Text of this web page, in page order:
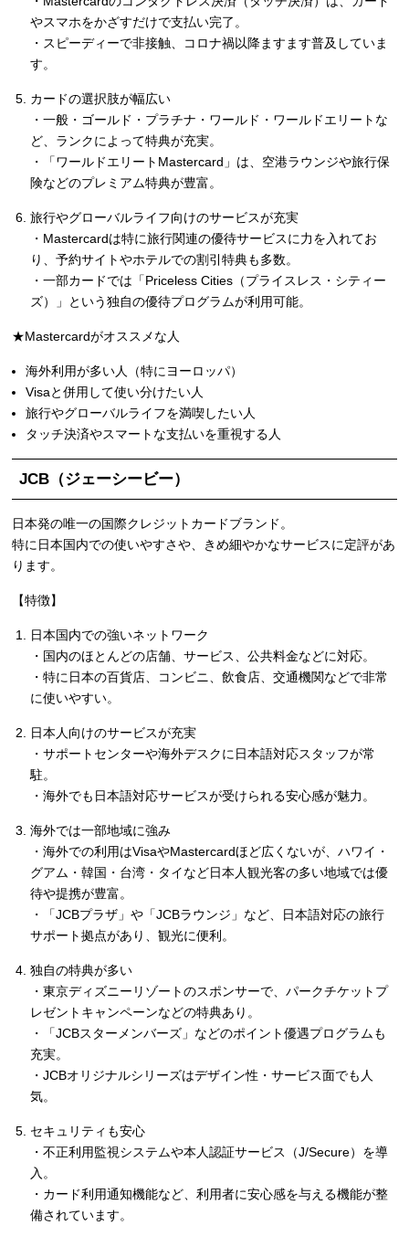
やスマホをかざすだけで支払い完了。
・スピーディーで非接触、コロナ禍以降ますます普及していま
す。
カードの選択肢が幅広い
・一般・ゴールド・プラチナ・ワールド・ワールドエリートな
ど、ランクによって特典が充実。
・「ワールドエリートMastercard」は、空港ラウンジや旅行保
険などのプレミアム特典が豊富。
旅行やグローバルライフ向けのサービスが充実
・Mastercardは特に旅行関連の優待サービスに力を入れてお
り、予約サイトやホテルでの割引特典も多数。
・一部カードでは「Priceless Cities（プライスレス・シティー
ズ）」という独自の優待プログラムが利用可能。
★Mastercardがオススメな人
海外利用が多い人（特にヨーロッパ）
Visaと併用して使い分けたい人
旅行やグローバルライフを満喫したい人
タッチ決済やスマートな支払いを重視する人
JCB（ジェーシービー）
日本発の唯一の国際クレジットカードブランド。
特に日本国内での使いやすさや、きめ細やかなサービスに定評があ
ります。
【特徴】
日本国内での強いネットワーク
・国内のほとんどの店舗、サービス、公共料金などに対応。
・特に日本の百貨店、コンビニ、飲食店、交通機関などで非常
に使いやすい。
日本人向けのサービスが充実
・サポートセンターや海外デスクに日本語対応スタッフが常
駐。
・海外でも日本語対応サービスが受けられる安心感が魅力。
海外では一部地域に強み
・海外での利用はVisaやMastercardほど広くないが、ハワイ・
グアム・韓国・台湾・タイなど日本人観光客の多い地域では優
待や提携が豊富。
・「JCBプラザ」や「JCBラウンジ」など、日本語対応の旅行
サポート拠点があり、観光に便利。
独自の特典が多い
・東京ディズニーリゾートのスポンサーで、パークチケットプ
レゼントキャンペーンなどの特典あり。
・「JCBスターメンバーズ」などのポイント優遇プログラムも
充実。
・JCBオリジナルシリーズはデザイン性・サービス面でも人
気。
セキュリティも安心
・不正利用監視システムや本人認証サービス（J/Secure）を導
入。
・カード利用通知機能など、利用者に安心感を与える機能が整
備されています。